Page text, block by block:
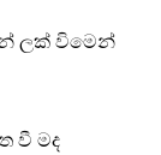
ලක් විමෙන්
වී මද